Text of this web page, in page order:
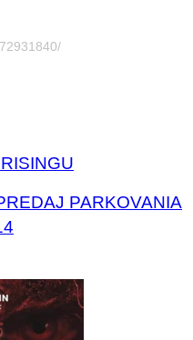
PARKOVANIA